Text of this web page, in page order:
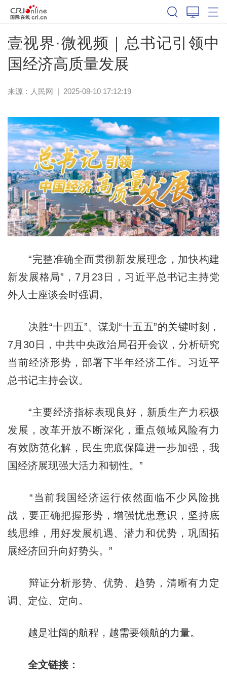
壹视界·微视频｜总书记引领中
国经济高质量发展
来源： 人民网 | 2025-08-10 17:12:19
“完整准确全面贯彻新发展理念，加快构建
新发展格局”，7月23日，习近平总书记主持党
外人士座谈会时强调。
决胜“十四五”、谋划“十五五”的关键时刻，
7月30日，中共中央政治局召开会议，分析研究
当前经济形势，部署下半年经济工作。习近平
总书记主持会议。
“主要经济指标表现良好，新质生产力积极
发展，改革开放不断深化，重点领域风险有力
有效防范化解，民生兜底保障进一步加强，我
国经济展现强大活力和韧性。”
“当前我国经济运行依然面临不少风险挑
战，要正确把握形势，增强忧患意识，坚持底
线思维，用好发展机遇、潜力和优势，巩固拓
展经济回升向好势头。”
辩证分析形势、优势、趋势，清晰有力定
调、定位、定向。
越是壮阔的航程，越需要领航的力量。
全文链接：